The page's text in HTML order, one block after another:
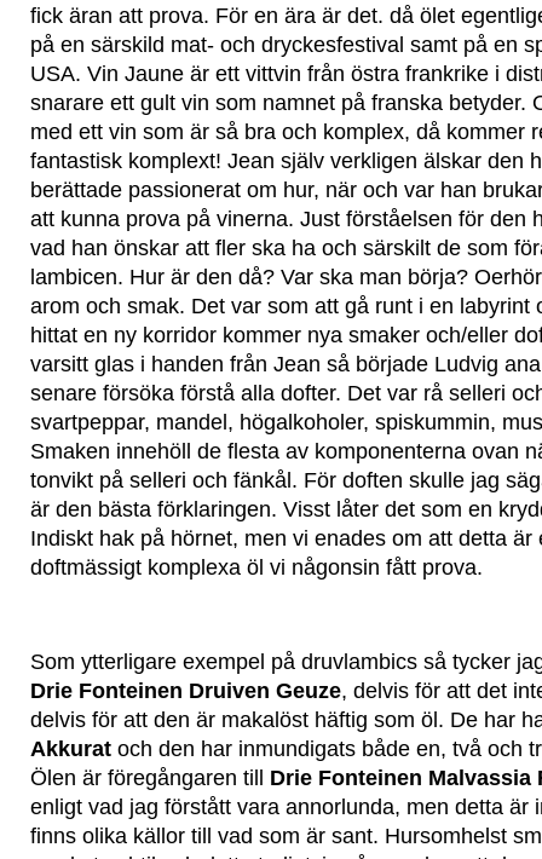
fick äran att prova. För en ära är det. då ölet
på en särskild mat- och dryckesfestival samt på en
USA. Vin Jaune är ett vittvin från östra frankrike i
snarare ett gult vin som namnet på franska betyder.
med ett vin som är så bra och komplex, då kommer
fantastisk komplext! Jean själv verkligen älskar den
berättade passionerat om hur, när och var han
att kunna prova på vinerna. Just förståelsen för den
vad han önskar att fler ska ha och särskilt de som
lambicen. Hur är den då? Var ska man börja?
arom och smak. Det var som att gå runt i en labyrint
hittat en ny korridor kommer nya smaker och/eller
varsitt glas i handen från Jean så började Ludvig
senare försöka förstå alla dofter. Det var rå selleri
svartpeppar, mandel, högalkoholer, spiskummin,
Smaken innehöll de flesta av komponenterna ovan
tonvikt på selleri och fänkål. För doften skulle jag
är den bästa förklaringen. Visst låter det som en
Indiskt hak på hörnet, men vi enades om att detta är
doftmässigt komplexa öl vi någonsin fått prova.
Som ytterligare exempel på druvlambics så tycker
Drie Fonteinen Druiven Geuze, delvis för att det
delvis för att den är makalöst häftig som öl. De har
Akkurat och den har inmundigats både en, två och
Ölen är föregångaren till Drie Fonteinen Malvassia
enligt vad jag förstått vara annorlunda, men detta är
finns olika källor till vad som är sant. Hursomhelst